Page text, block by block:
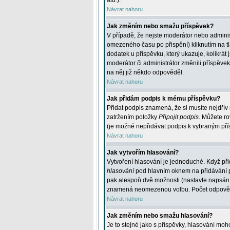
Návrat nahoru
Jak změním nebo smažu příspěvek?
V případě, že nejste moderátor nebo
omezeného času po přispění) kliknutím na
dodatek u příspěvku, který ukazuje,
moderátor či administrátor změnili
na něj již někdo odpověděl.
Návrat nahoru
Jak přidám podpis k mému příspěvku?
Přidat podpis znamená, že si musíte
zatržením položky Připojit podpis. Můžete
(je možné nepřidávat podpis k vybraným
Návrat nahoru
Jak vytvořím hlasování?
Vytvoření hlasování je jednoduché. Když
hlasování pod hlavním oknem na přidávání
pak alespoň dvě možnosti (nastavte
znamená neomezenou volbu. Počet
Návrat nahoru
Jak změním nebo smažu hlasování?
Je to stejné jako s příspěvky, hlasování